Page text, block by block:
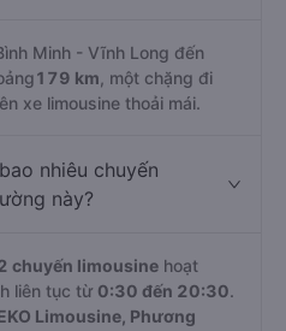
Minh - Vĩnh Long đến
179 km , một chặng đi
xe limousine thoải mái.
nhiêu chuyến
này?
chuyến limousine hoạt
liên tục từ 0:30 đến 20:30.
Limousine, Phương